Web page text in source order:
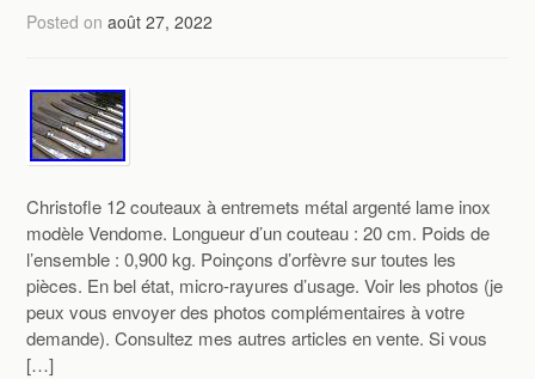
Posted onaoût 27, 2022
Christofle 12 couteaux à entremets métal argenté lame inox
modèle Vendome. Longueur d’un couteau : 20 cm. Poids de
l’ensemble : 0,900 kg. Poinçons d’orfèvre sur toutes les
pièces. En bel état, micro-rayures d’usage. Voir les photos (je
peux vous envoyer des photos complémentaires à votre
demande). Consultez mes autres articles en vente. Si vous
[…]